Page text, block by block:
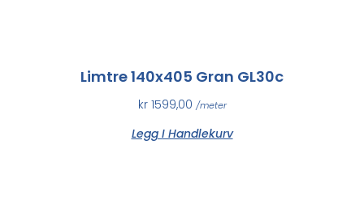
Limtre 140x405 Gran GL30c
kr1599,00 /meter
Legg I Handlekurv